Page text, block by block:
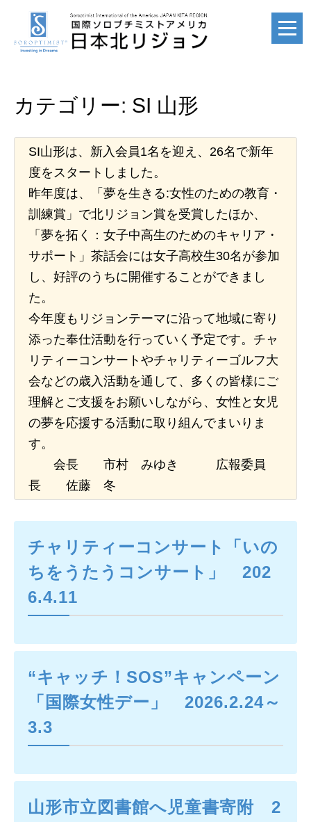
ホーム
HOME
国際ソロプチミスト
SI
国際ソロプチミスト
アメリカ
SIA
日本北リジョン
JAPAN KITA
リンク
CONTACT
会員専用
MEMBERS ONLY
カテゴリー: SI 山形
SI山形は、新入会員1名を迎え、26名で新年
度をスタートしました。
昨年度は、「夢を生きる:女性のための教育・
訓練賞」で北リジョン賞を受賞したほか、
「夢を拓く：女子中高生のためのキャリア・
サポート」茶話会には女子高校生30名が参加
し、好評のうちに開催することができまし
た。
今年度もリジョンテーマに沿って地域に寄り
添った奉仕活動を行っていく予定です。チャ
リティーコンサートやチャリティーゴルフ大
会などの歳入活動を通して、多くの皆様にご
理解とご支援をお願いしながら、女性と女児
の夢を応援する活動に取り組んでまいりま
す。
会長 市村 みゆき 広報委員
長 佐藤 冬
チャリティーコンサート「いの
ちをうたうコンサート」 202
6.4.11
“キャッチ！SOS”キャンペーン
「国際女性デー」 2026.2.24～
3.3
山形市立図書館へ児童書寄附 2